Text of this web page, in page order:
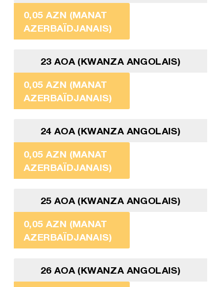
0,05 AZN (MANAT
AZERBAÏDJANAIS)
23 AOA (KWANZA ANGOLAIS)
0,05 AZN (MANAT
AZERBAÏDJANAIS)
24 AOA (KWANZA ANGOLAIS)
0,05 AZN (MANAT
AZERBAÏDJANAIS)
25 AOA (KWANZA ANGOLAIS)
0,05 AZN (MANAT
AZERBAÏDJANAIS)
26 AOA (KWANZA ANGOLAIS)